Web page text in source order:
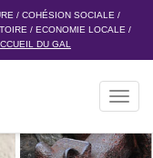
/ COHÉSION SOCIALE /
/ ECONOMIE LOCALE /
DU GAL